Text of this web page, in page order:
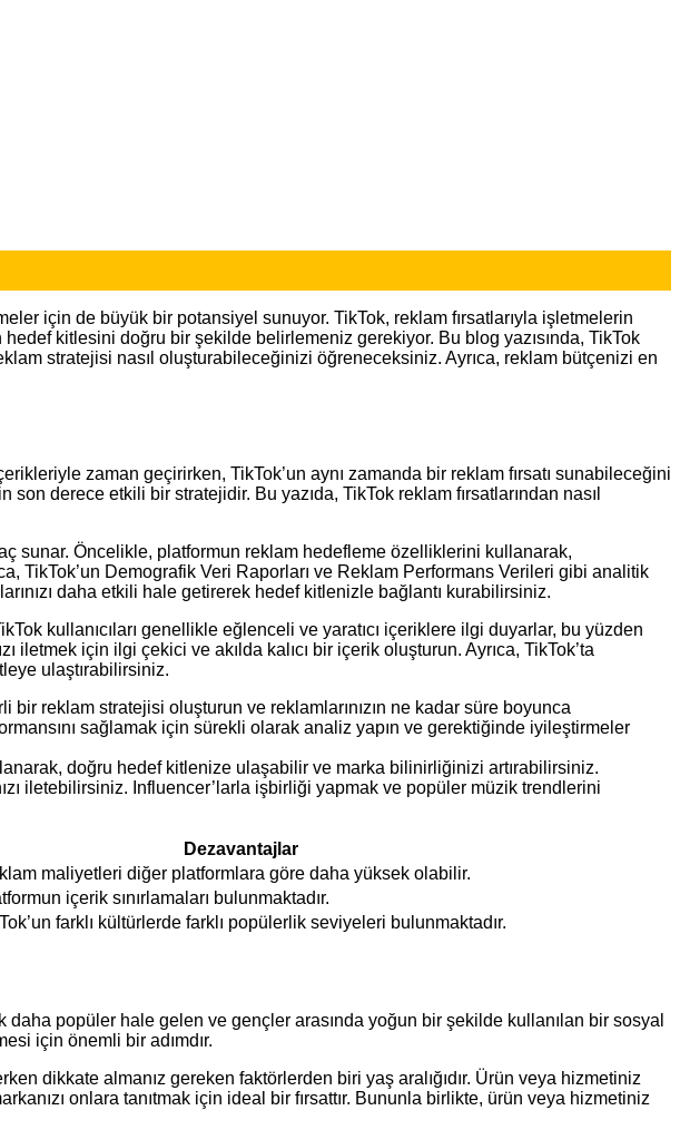
için de büyük bir potansiyel sunuyor. TikTok, reklam fırsatlarıyla işletmelerin
kitlesini doğru bir şekilde belirlemeniz gerekiyor. Bu blog yazısında, TikTok
stratejisi nasıl oluşturabileceğinizi öğreneceksiniz. Ayrıca, reklam bütçenizi en
zaman geçirirken, TikTok’un aynı zamanda bir reklam fırsatı sunabileceğini
derece etkili bir stratejidir. Bu yazıda, TikTok reklam fırsatlarından nasıl
sunar. Öncelikle, platformun reklam hedefleme özelliklerini kullanarak,
TikTok’un Demografik Veri Raporları ve Reklam Performans Verileri gibi analitik
daha etkili hale getirerek hedef kitlenizle bağlantı kurabilirsiniz.
kullanıcıları genellikle eğlenceli ve yaratıcı içeriklere ilgi duyarlar, bu yüzden
iletmek için ilgi çekici ve akılda kalıcı bir içerik oluşturun. Ayrıca, TikTok’ta
ulaştırabilirsiniz.
reklam stratejisi oluşturun ve reklamlarınızın ne kadar süre boyunca
sağlamak için sürekli olarak analiz yapın ve gerektiğinde iyileştirmeler
doğru hedef kitlenize ulaşabilir ve marka bilinirliğinizi artırabilirsiniz.
iletebilirsiniz. Influencer’larla işbirliği yapmak ve popüler müzik trendlerini
Dezavantajlar
maliyetleri diğer platformlara göre daha yüksek olabilir.
içerik sınırlamaları bulunmaktadır.
farklı kültürlerde farklı popülerlik seviyeleri bulunmaktadır.
popüler hale gelen ve gençler arasında yoğun bir şekilde kullanılan bir sosyal
için önemli bir adımdır.
dikkate almanız gereken faktörlerden biri yaş aralığıdır. Ürün veya hizmetiniz
onlara tanıtmak için ideal bir fırsattır. Bununla birlikte, ürün veya hizmetiniz